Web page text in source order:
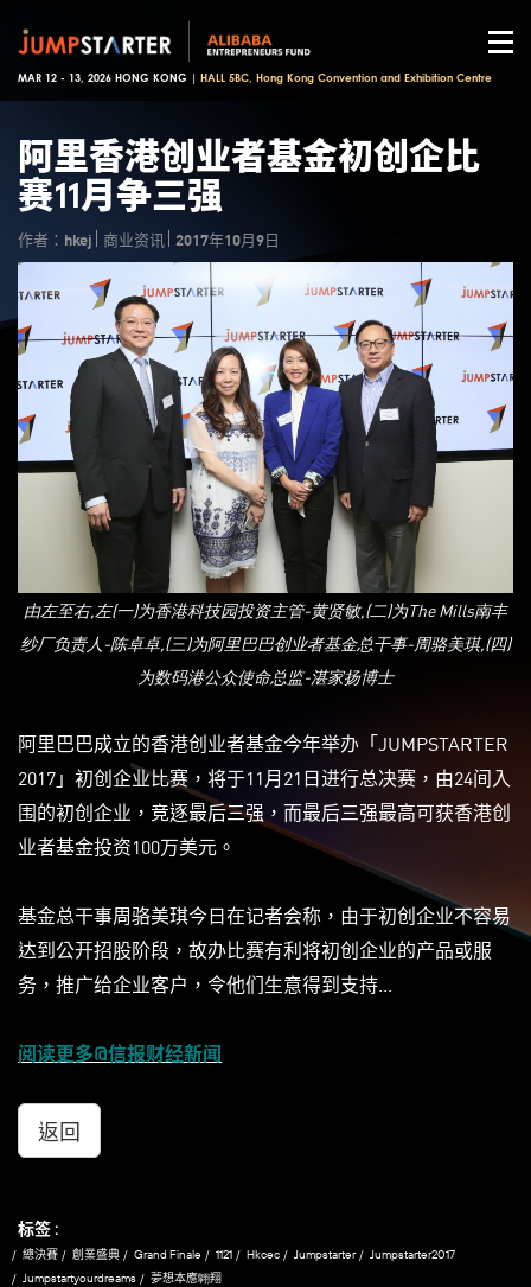
MAR 12 - 13, 2026 HONG KONG | HALL 5BC, Hong Kong Convention and Exhibition Centre
阿里香港创业者基金初创企比
赛11月争三强
作者：hkej 商业资讯 2017年10月9日
由左至右,左(一)为香港科技园投资主管-黄贤敏,(二)为The Mills南丰
纱厂负责人-陈卓卓,(三)为阿里巴巴创业者基金总干事-周骆美琪,(四)
为数码港公众使命总监-湛家扬博士
阿里巴巴成立的香港创业者基金今年举办「JUMPSTARTER
2017」初创企业比赛，将于11月21日进行总决赛，由24间入
围的初创企业，竞逐最后三强，而最后三强最高可获香港创
业者基金投资100万美元。
基金总干事周骆美琪今日在记者会称，由于初创企业不容易
达到公开招股阶段，故办比赛有利将初创企业的产品或服
务，推广给企业客户，令他们生意得到支持...​
阅读更多@信报财经新闻
返回
标签 :
總決賽 創業盛典 Grand Finale 1121 Hkcec Jumpstarter
Jumpstarter2017
Jumpstartyourdreams
夢想本應翺翔